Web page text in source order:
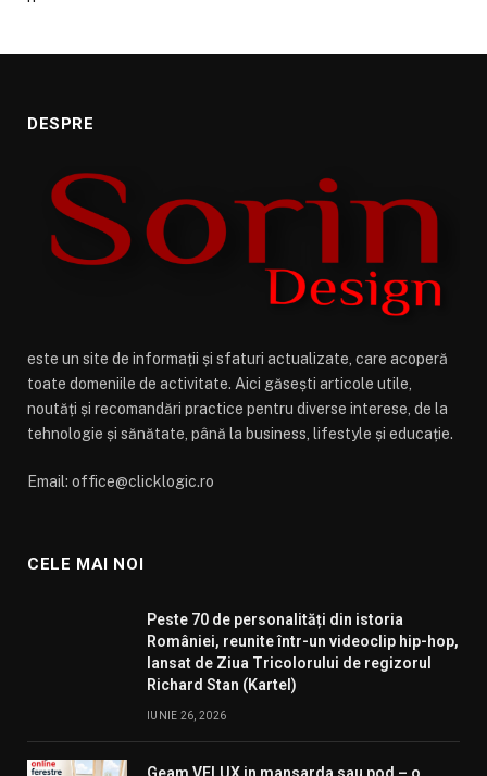
DESPRE
este un site de informații și sfaturi actualizate, care acoperă
toate domeniile de activitate. Aici găsești articole utile,
noutăți și recomandări practice pentru diverse interese, de la
tehnologie și sănătate, până la business, lifestyle și educație.
Email: office@clicklogic.ro
CELE MAI NOI
Peste 70 de personalități din istoria
României, reunite într-un videoclip hip-hop,
lansat de Ziua Tricolorului de regizorul
Richard Stan (Kartel)
IUNIE 26, 2026